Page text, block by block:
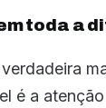
toda a
é a